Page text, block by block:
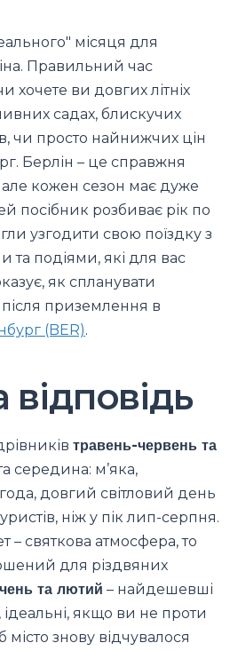
місяця для
Правильний час
хочете ви довгих літніх
садах, блискучих
чи просто найнижчих цін
Берлін – це справжня
але кожен сезон має дуже
посібник розбиває рік по
узгодити свою поїздку з
та подіями, які для вас
як спланувати
приземлення в
(BER).
відповідь
травень-червень та
середина: м’яка,
довгий світловий день
ніж у пік лип-серпня.
– святкова атмосфера, то
для різдвяних
та лютий – найдешевші
ідеальні, якщо ви не проти
місто знову відчувалося